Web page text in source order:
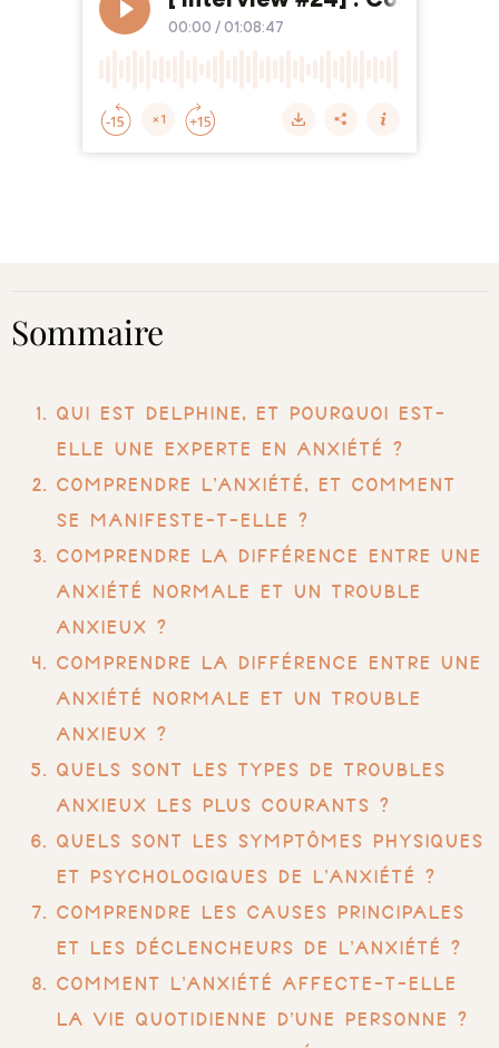
Sommaire
Qui est Delphine, et pourquoi est-
elle une experte en anxiété ?
Comprendre l’anxiété, et comment
se manifeste-t-elle ?
Comprendre la différence entre une
anxiété normale et un trouble
anxieux ?
Comprendre la différence entre une
anxiété normale et un trouble
anxieux ?
Quels sont les types de troubles
anxieux les plus courants ?
Quels sont les symptômes physiques
et psychologiques de l’anxiété ?
Comprendre les causes principales
et les déclencheurs de l’anxiété ?
Comment l’anxiété affecte-t-elle
la vie quotidienne d’une personne ?